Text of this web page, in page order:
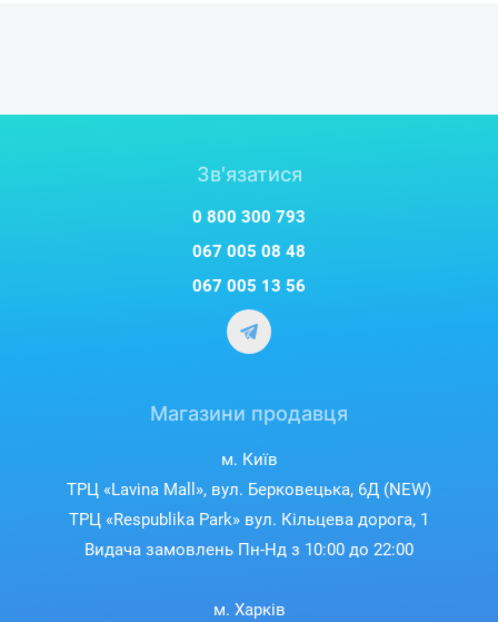
Зв'язатися
0 800 300 793
067 005 08 48
067 005 13 56
Магазини продавця
м. Київ
ТРЦ «Lavina Mall», вул. Берковецька, 6Д (NEW)
ТРЦ «Respublika Park» вул. Кільцева дорога, 1
Видача замовлень Пн-Нд з 10:00 до 22:00
м. Харків